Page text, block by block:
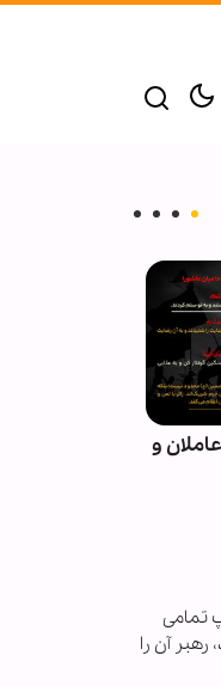
و
تمامی
رهبر آن را